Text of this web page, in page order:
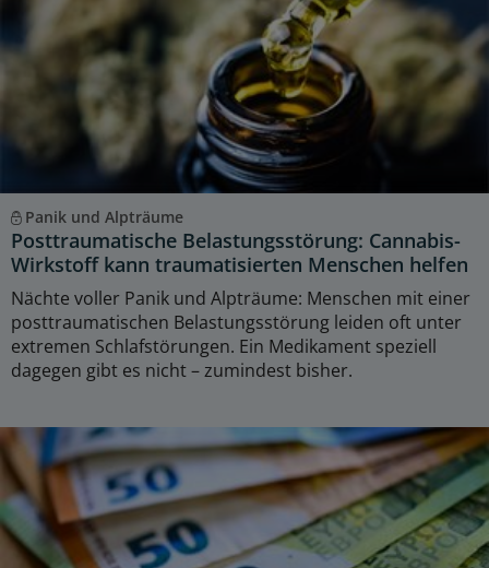
Panik und Alpträume
Posttraumatische Belastungsstörung: Cannabis-
Wirkstoff kann traumatisierten Menschen helfen
Nächte voller Panik und Alpträume: Menschen mit einer
posttraumatischen Belastungsstörung leiden oft unter
extremen Schlafstörungen. Ein Medikament speziell
dagegen gibt es nicht – zumindest bisher.